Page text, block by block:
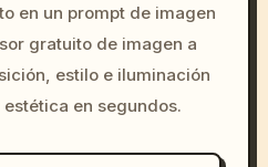
c, cyberpunk sunset, neon
colors, 8k --v 6.0
en un prompt de imagen
gratuito de imagen a
estilo e iluminación
en segundos.